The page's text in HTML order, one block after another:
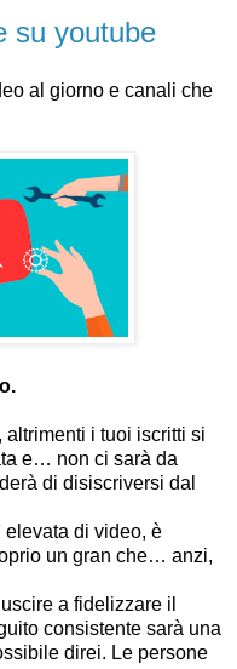
su youtube
al giorno e canali che
i tuoi iscritti si
e… non ci sarà da
di disiscriversi dal
elevata di video, è
un gran che… anzi,
a fidelizzare il
consistente sarà una
direi. Le persone